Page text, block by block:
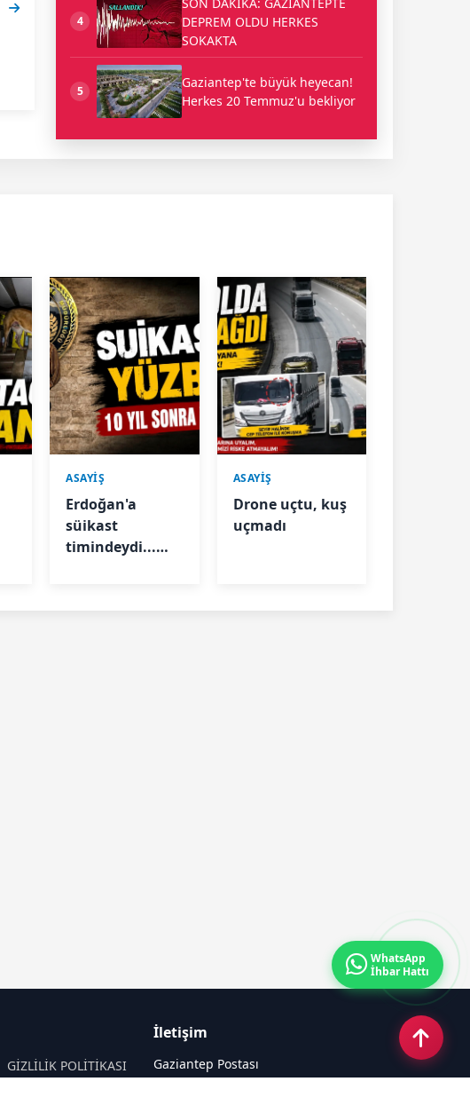
4
DEPREM OLDU HERKES
SOKAKTA
5
Gaziantep'te büyük heyecan!
Herkes 20 Temmuz'u bekliyor
ASAYİŞ
Erdoğan'a
süikast
timindeydi...
ASAYİŞ
Drone uçtu, kuş
uçmadı
GİZLİLİK POLİTİKASI
İletişim
Gaziantep Postası
WhatsApp
İhbar Hattı